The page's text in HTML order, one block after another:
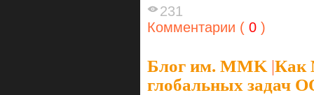
231
Комментарии ( 0 )
Блог им. MMK |Как
глобальных задач